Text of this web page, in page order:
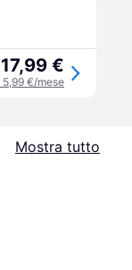
17,99 €
€/mese
Mostra tutto